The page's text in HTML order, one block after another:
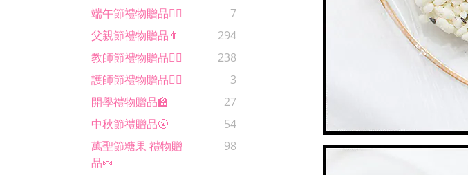
端午節禮物贈品🚣‍♂️
7
父親節禮物贈品👨
294
教師節禮物贈品🙋‍♀️
238
護師節禮物贈品🧑‍⚕️
3
開學禮物贈品🏫
27
中秋節禮贈品🌝
54
萬聖節糖果 禮物贈
品🍬
98